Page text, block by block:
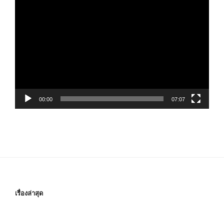
00:00 07:07
เรื่องล่าสุด